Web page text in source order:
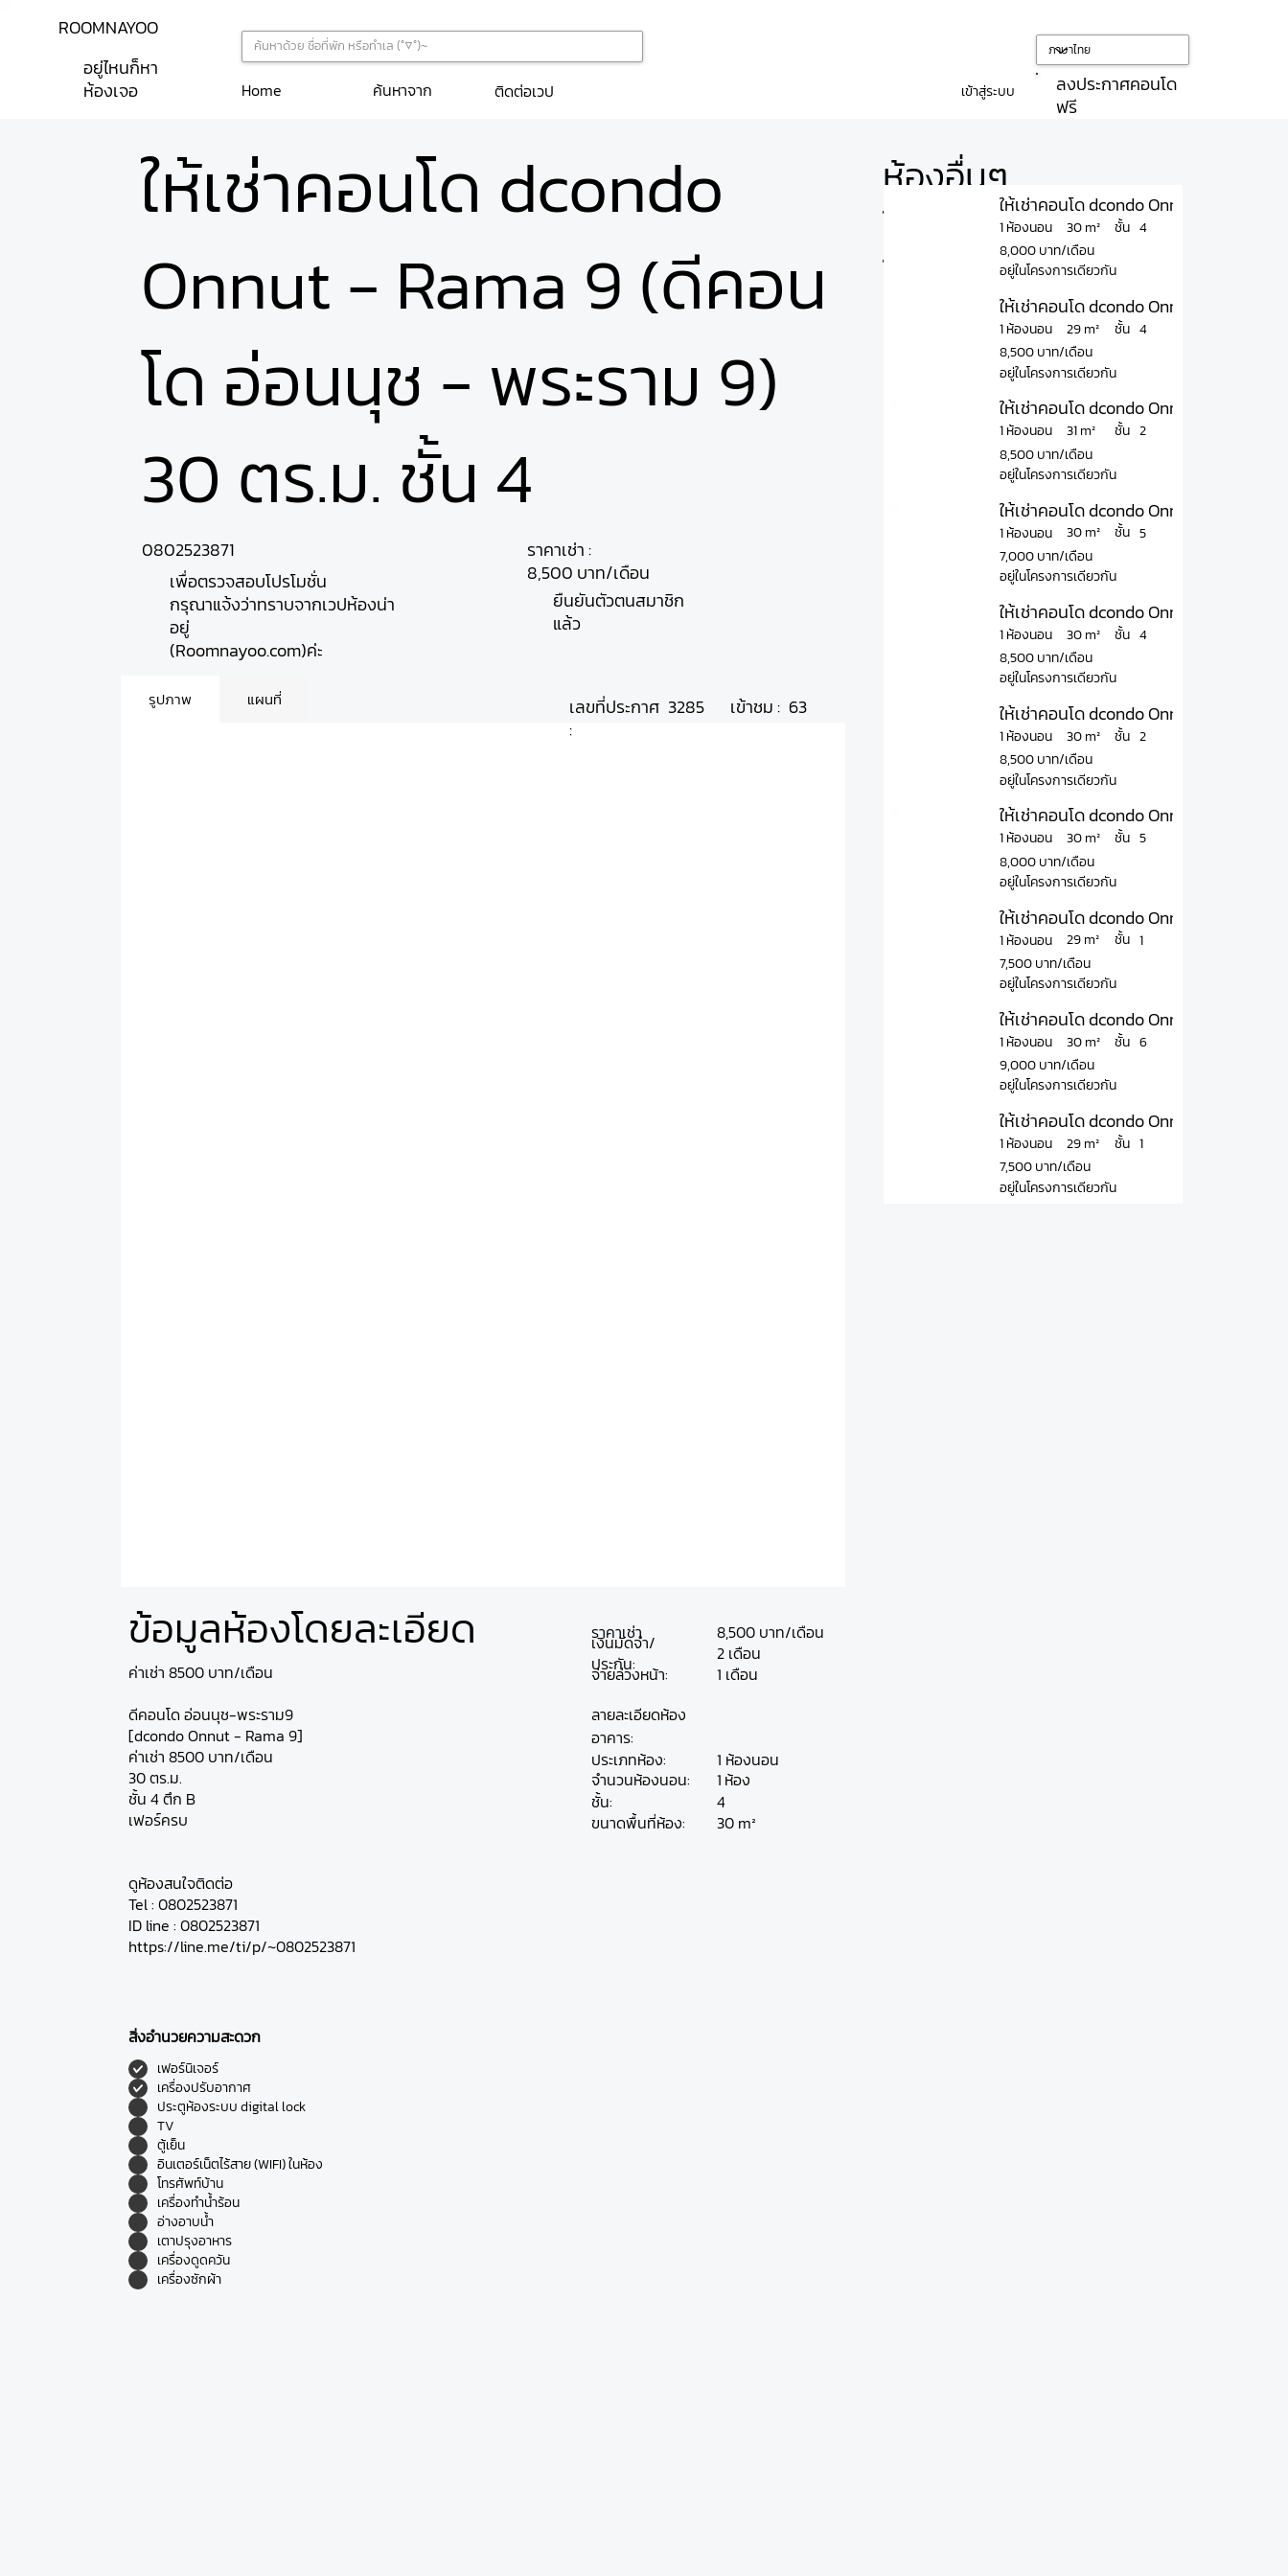
ติดต่อเวป
Home ค้นหาจาก เข้าสู่ระบบ
ลงประกาศคอนโด
ฟรี
ROOMNAYOO
อยู่ไหนก็หา
ห้องเจอ
ให้เช่าคอนโด dcondo
Onnut - Rama 9 (ดีคอน
โด อ่อนนุช - พระราม 9)
30 ตร.ม. ชั้น 4
0802523871
เพื่อตรวจสอบโปรโมชั่น
กรุณาแจ้งว่าทราบจากเวปห้องน่า
อยู่
(Roomnayoo.com)ค่ะ
ราคาเช่า :
8,500 บาท/เดือน
ยืนยันตัวตนสมาชิก
แล้ว
รูปภาพ แผนที่
เลขที่ประกาศ
:
3285 เข้าชม : 63
ข้อมูลห้องโดยละเอียด
ค่าเช่า 8500 บาท/เดือน
ดีคอนโด อ่อนนุช-พระราม9
[dcondo Onnut - Rama 9]
ค่าเช่า 8500 บาท/เดือน
30 ตร.ม.
ชั้น 4 ตึก B
เฟอร์ครบ
ดูห้องสนใจติดต่อ
Tel : 0802523871
ID line : 0802523871
https://line.me/ti/p/~0802523871
ลายละเอียดห้อง
อาคาร:
ประเภทห้อง:
จำนวนห้องนอน:
ชั้น:
ขนาดพื้นที่ห้อง:
1 ห้องนอน
1
4
30 m²
ห้อง
ราคาเช่า
เงินมัดจำ/
ประกัน:
จ่ายล่วงหน้า:
8,500 บาท/เดือน
2 เดือน
1 เดือน
สิ่งอำนวยความสะดวก
เฟอร์นิเจอร์
เครื่องปรับอากาศ
ประตูห้องระบบ digital lock
TV
ตู้เย็น
อินเตอร์เน็ตไร้สาย (WIFI) ในห้อง
โทรศัพท์บ้าน
เครื่องทำน้ำร้อน
อ่างอาบน้ำ
เตาปรุงอาหาร
เครื่องดูดควัน
เครื่องซักผ้า
ห้องอื่นๆ
ใน
โครงการ
ให้เช่าคอนโด dcondo Onnut - Rama 9
1 ห้องนอน
8,000 บาท/เดือน
ชั้น
30 m² 4
อยู่ในโครงการเดียวกัน
ให้เช่าคอนโด dcondo Onnut - Rama 9
1 ห้องนอน
8,500 บาท/เดือน
ชั้น
29 m² 4
อยู่ในโครงการเดียวกัน
ให้เช่าคอนโด dcondo Onnut - Rama 9
1 ห้องนอน
8,500 บาท/เดือน
ชั้น
31 m² 2
อยู่ในโครงการเดียวกัน
ให้เช่าคอนโด dcondo Onnut - Rama 9
1 ห้องนอน
7,000 บาท/เดือน
ชั้น
30 m² 5
อยู่ในโครงการเดียวกัน
ให้เช่าคอนโด dcondo Onnut - Rama 9
1 ห้องนอน
8,500 บาท/เดือน
ชั้น
30 m² 4
อยู่ในโครงการเดียวกัน
ให้เช่าคอนโด dcondo Onnut - Rama 9
1 ห้องนอน
8,500 บาท/เดือน
ชั้น
30 m² 2
อยู่ในโครงการเดียวกัน
ให้เช่าคอนโด dcondo Onnut - Rama 9
1 ห้องนอน
8,000 บาท/เดือน
ชั้น
30 m² 5
อยู่ในโครงการเดียวกัน
ให้เช่าคอนโด dcondo Onnut - Rama 9
1 ห้องนอน
7,500 บาท/เดือน
ชั้น
29 m² 1
อยู่ในโครงการเดียวกัน
ให้เช่าคอนโด dcondo Onnut - Rama 9
1 ห้องนอน
9,000 บาท/เดือน
ชั้น
30 m² 6
อยู่ในโครงการเดียวกัน
ให้เช่าคอนโด dcondo Onnut - Rama 9
1 ห้องนอน
7,500 บาท/เดือน
ชั้น
29 m² 1
อยู่ในโครงการเดียวกัน